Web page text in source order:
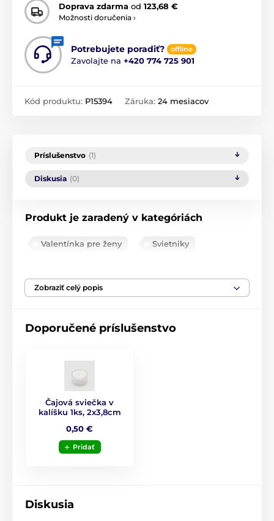
Doprava zdarma od 123,68 €
Možnosti doručenia ›
Potrebujete poradiť? offline
Zavolajte na +420 774 725 901
Kód produktu: P15394 Záruka: 24 mesiacov
Príslušenstvo (1)
Diskusia (0)
Produkt je zaradený v kategóriách
Valentínka pre ženy Svietniky
Zobraziť celý popis
Doporučené príslušenstvo
Čajová sviečka v
kalíšku 1ks, 2x3,8cm
0,50 €
Pridať
Diskusia